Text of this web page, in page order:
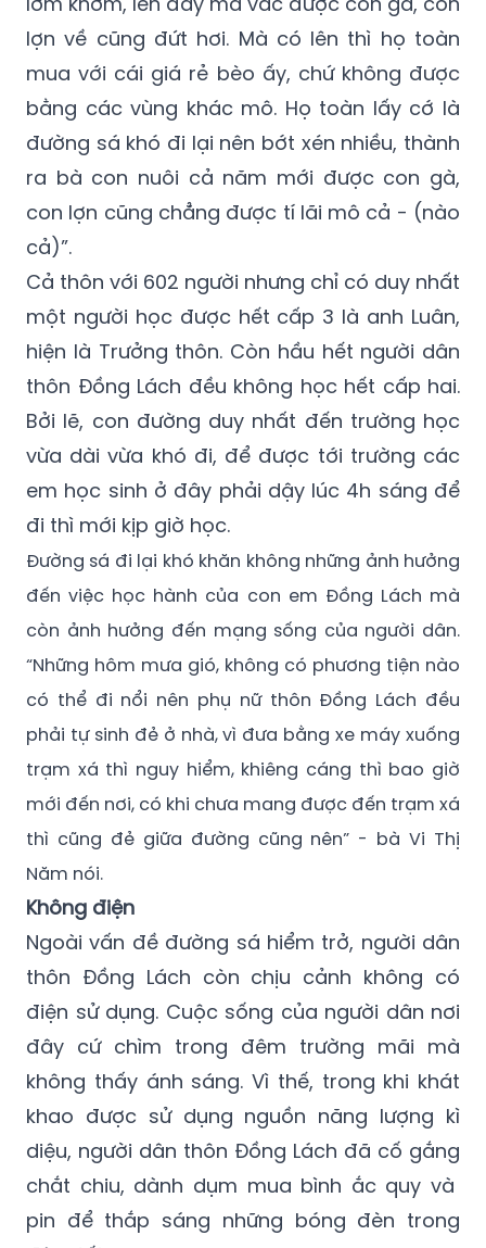
mua với cái giá rẻ bèo ấy, chứ không được
bằng các vùng khác mô. Họ toàn lấy cớ là
đường sá khó đi lại nên bớt xén nhiều, thành
ra bà con nuôi cả năm mới được con gà,
con lợn cũng chẳng được tí lãi mô cả - (nào
cả)”.
Cả thôn với 602 người nhưng chỉ có duy nhất
một người học được hết cấp 3 là anh Luân,
hiện là Trưởng thôn. Còn hầu hết người dân
thôn Đồng Lách đều không học hết cấp hai.
Bởi lẽ, con đường duy nhất đến trường học
vừa dài vừa khó đi, để được tới trường các
em học sinh ở đây phải dậy lúc 4h sáng để
đi thì mới kịp giờ học.
Đường sá đi lại khó khăn không những ảnh hưởng
đến việc học hành của con em Đồng Lách mà
còn ảnh hưởng đến mạng sống của người dân.
“Những hôm mưa gió, không có phương tiện nào
có thể đi nổi nên phụ nữ thôn Đồng Lách đều
phải tự sinh đẻ ở nhà, vì đưa bằng xe máy xuống
trạm xá thì nguy hiểm, khiêng cáng thì bao giờ
mới đến nơi, có khi chưa mang được đến trạm xá
thì cũng đẻ giữa đường cũng nên” - bà Vi Thị
Năm nói.
Không điện
Ngoài vấn đề đường sá hiểm trở, người dân
thôn Đồng Lách còn chịu cảnh không có
điện sử dụng. Cuộc sống của người dân nơi
đây cứ chìm trong đêm trường mãi mà
không thấy ánh sáng. Vì thế, trong khi khát
khao được sử dụng nguồn năng lượng kì
diệu, người dân thôn Đồng Lách đã cố gắng
chắt chiu, dành dụm mua bình ắc quy và
pin để thắp sáng những bóng đèn trong
đêm tối.
Để duy trì được ánh sáng trong những đêm